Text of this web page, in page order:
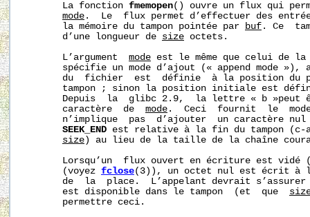
       La fonction
fmemopen() ouvre un flux qui
mode .  Le  flux permet d’effectuer des
       la mémoire du tampon pointée par
buf . Ce
       d’une longueur de
size octets.
       L’argument
mode est le même que celui de
spécifie un mode d’ajout (« append mode »),
du  fichier  est  définie  à la position du
tampon ; sinon la position initiale est
Depuis  la  glibc 2.9,  la lettre « b »peut
       caractère  de
mode .  Ceci  fournit  le
n’implique  pas  d’ajouter  un caractère
SEEK_END est relative à la fin du tampon
size ) au lieu de la taille de la chaîne
Lorsqu’un  flux ouvert en écriture est vidé
       (voyez
fclose(3)), un octet nul est écrit à
de  la  place.  L’appelant devrait
       est disponible dans le tampon  (et  que
       permettre ceci.